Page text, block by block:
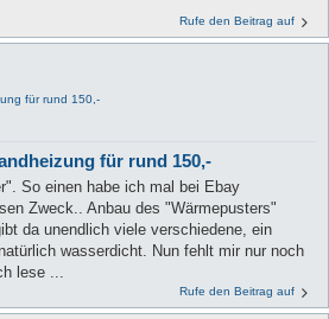
Rufe den Beitrag auf
für rund 150,-
für rund 150,-
So einen habe ich mal bei Ebay
Zweck.. Anbau des "Wärmepusters"
da unendlich viele verschiedene, ein
wasserdicht. Nun fehlt mir nur noch
lese ...
Rufe den Beitrag auf